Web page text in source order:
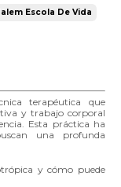
Escola De Vida
terapéutica que
y trabajo corporal
Esta práctica ha
una profunda
y cómo puede